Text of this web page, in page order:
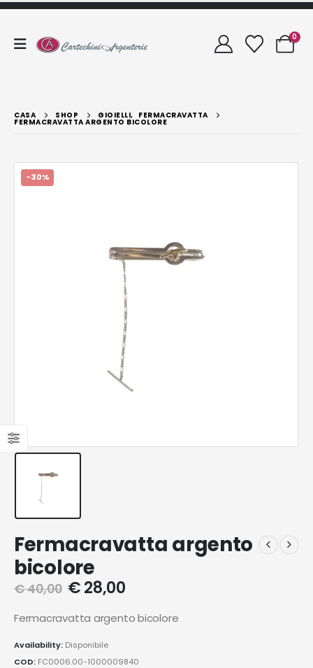
0
CASA SHOP GIOIELLI, FERMACRAVATTA
FERMACRAVATTA ARGENTO BICOLORE
-30%
Fermacravatta argento
bicolore
€40,00 €28,00
Fermacravatta argento bicolore
Availability: Disponibile
COD: FC0006.00-1000009840